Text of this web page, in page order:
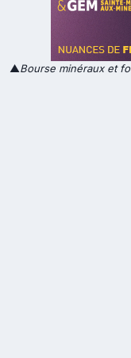
▲Bourse minéraux et